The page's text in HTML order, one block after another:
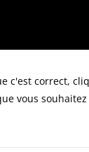
c'est correct,
vous